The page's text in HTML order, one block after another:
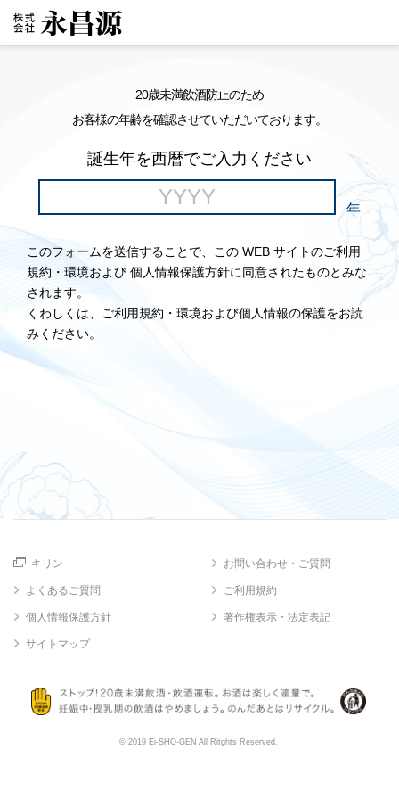
20歳未満飲酒防止のため
お客様の年齢を確認させていただいております。
誕生年を西暦でご入力ください
年
このフォームを送信することで、この WEB サイトのご利用
規約・環境および 個人情報保護方針に同意されたものとみな
されます。
くわしくは、ご利用規約・環境および個人情報の保護をお読
みください。
キリン お問い合わせ・ご質問
よくあるご質問 ご利用規約
個人情報保護方針 著作権表示・法定表記
サイトマップ
© 2019 Ei-SHO-GEN All Ritghts Reserved.